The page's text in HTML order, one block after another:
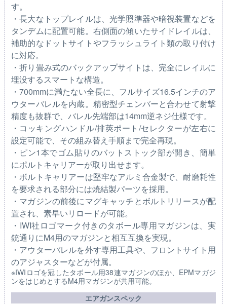
す。
・長大なトップレイルは、光学照準器や暗視装置などを
タンデムに配置可能。右側面の傾いたサイドレイルは、
補助的なドットサイトやフラッシュライト類の取り付け
に対応。
・折り畳み式のバックアップサイトは、完全にレイルに
埋没するスマートな構造。
・700mmに満たない全長に、フルサイズ16.5インチのア
ウターバレルを内蔵。精密型チェンバーと合わせて射撃
精度も抜群で、バレル先端部は14mm逆ネジ仕様です。
・コッキングハンドル/排莢ポート/セレクターが左右に
設定可能で、その組み替え手順まで完全再現。
・ピン1本でゴム貼りのバットストック部が開き、簡単
にポルトキャリアーが取り出せます。
・ボルトキャリアーは堅牢なアルミ合金製で、耐磨耗性
を要求される部分には焼結製パーツを採用。
・マガジンの前後にマグキャッチとボルトリリースが配
置され、素早いリロードが可能。
・IWI社ロゴマーク付きのタボール専用マガジンは、実
銃通りにM4用のマガジンと相互互換を実現。
・アウターバレルを外す専用工具や、フロントサイト用
のアジャスターなどが付属。
※IWIロゴを冠したタボール用38連マガジンのほか、EPMマガジ
ンをはじめとするM4用マガジンが共用可能。
エアガンスペック